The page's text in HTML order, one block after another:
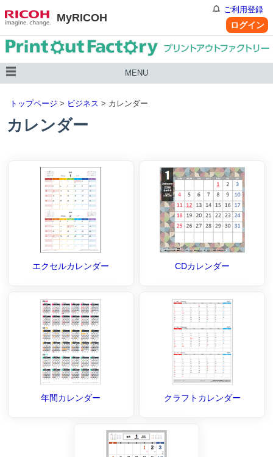
MyRICOH
ご利用登録
ログイン
MENU
トップページ > ビジネス > カレンダー
カレンダー
エクセルカレンダー CDカレンダー
年間カレンダー クラフトカレンダー